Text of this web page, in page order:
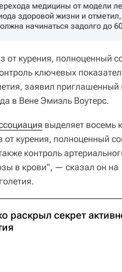
медицины от модели
здоровой жизни и отметил,
начинаться задолго до
от курения, полноценный
ключевых
заявил
в Вене Эмиэль Воутерс.
выделяет восемь
от курения, полноценный
контроль
в крови", — сказал он на
раскрыл секрет